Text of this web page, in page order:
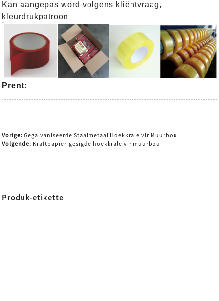
Kan aangepas word volgens kliëntvraag,
kleurdrukpatroon
Prent:
Vorige: Gegalvaniseerde Staalmetaal Hoekkrale vir Muurbou
Volgende: Kraftpapier-gesigde hoekkrale vir muurbou
Produk-etikette